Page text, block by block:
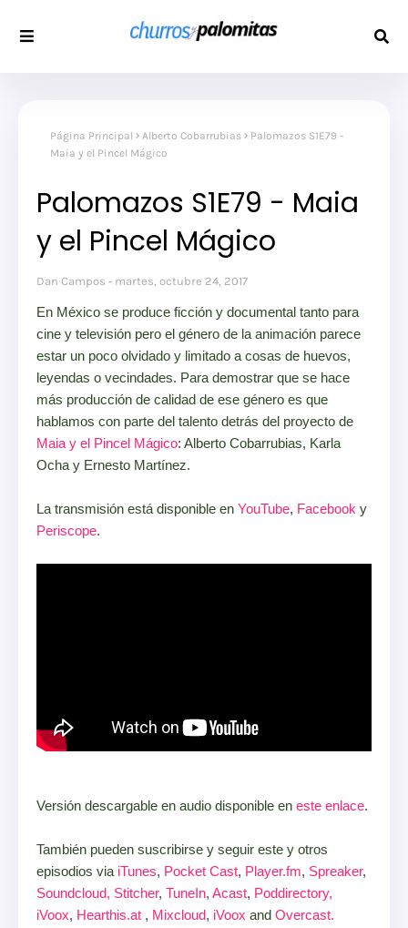
Página Principal Alberto Cobarrubias
Palomazos S1E79 -
Maia y el Pincel Mágico
Palomazos S1E79 - Maia
y el Pincel Mágico
Dan Campos martes, octubre 24, 2017
En México se produce ficción y documental tanto para
cine y televisión pero el género de la animación parece
estar un poco olvidado y limitado a cosas de huevos,
leyendas o vecindades. Para demostrar que se hace
más producción de calidad de ese género es que
hablamos con parte del talento detrás del proyecto de
Maia y el Pincel Mágico: Alberto Cobarrubias, Karla
Ocha y Ernesto Martínez.
La transmisión está disponible en YouTube, Facebook y
Periscope.
Versión descargable en audio disponible en este enlace.
También pueden suscribirse y seguir este y otros
episodios via iTunes, Pocket Cast, Player.fm, Spreaker,
Soundcloud, Stitcher, TuneIn, Acast, Poddirectory,
iVoox, Hearthis.at , Mixcloud, iVoox and Overcast.